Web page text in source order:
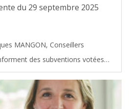
du 29 septembre 2025
MANGON, Conseillers
des subventions votées
du canton de Saint-Médard-en-
permanente du 29 septembre